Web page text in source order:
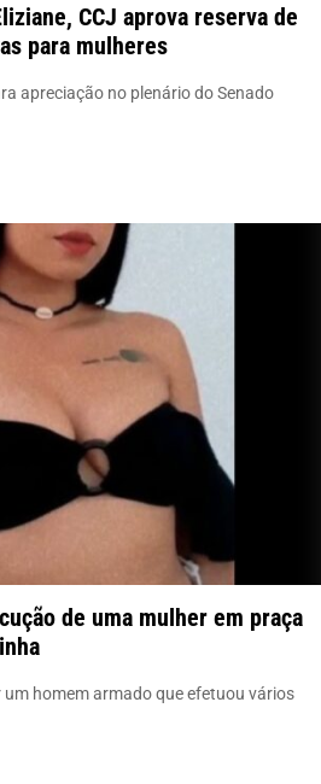
CCJ aprova reserva de
para mulheres
apreciação no plenário do Senado
de uma mulher em praça
homem armado que efetuou vários